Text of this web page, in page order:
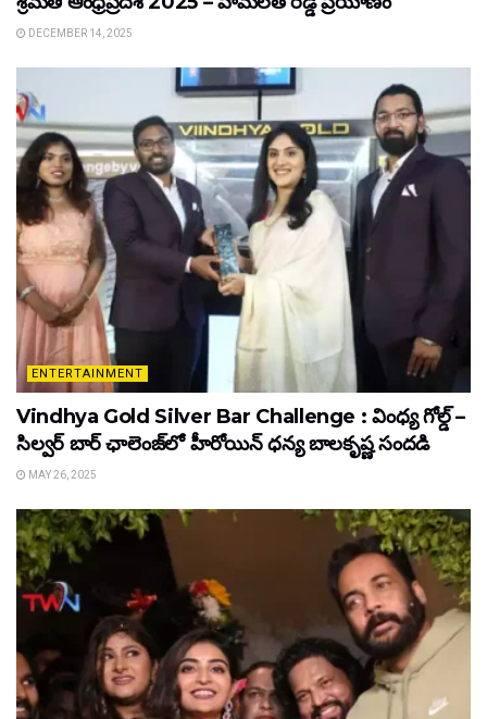
DECEMBER 14, 2025
ENTERTAINMENT
Vindhya Gold Silver Bar Challenge : వింధ్య గోల్డ్ –
సిల్వర్ బార్ ఛాలెంజ్‌లో హీరోయిన్ ధ‌న్య బాల‌కృష్ణ‌ సందడి
MAY 26, 2025